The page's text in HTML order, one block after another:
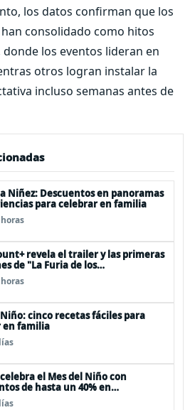
los datos confirman que los
consolidado como hitos
los eventos lideran en
otros logran instalar la
incluso semanas antes de
Niñez: Descuentos en panoramas
para celebrar en familia
revela el trailer y las primeras
de "La Furia de los
cinco recetas fáciles para
en familia
celebra el Mes del Niño con
de hasta un 40% en
cine, shows y streaming